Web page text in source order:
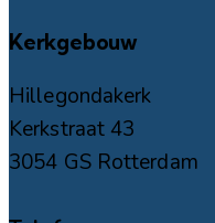
Kerkgebouw
Hillegondakerk
Kerkstraat 43
3054 GS Rotterdam